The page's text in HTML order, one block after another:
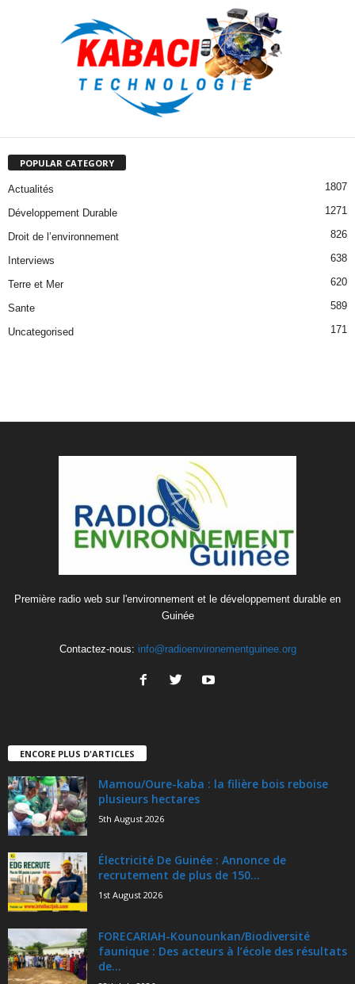
POPULAR CATEGORY
Actualités 1807
Développement Durable 1271
Droit de l’environnement 826
Interviews 638
Terre et Mer 620
Sante 589
Uncategorised 171
Première radio web sur l'environnement et le développement durable en
Guinée
Contactez-nous: info@radioenvironementguinee.org
ENCORE PLUS D'ARTICLES
Mamou/Oure-kaba : la filière bois reboise
plusieurs hectares
5th August 2026
Électricité De Guinée : Annonce de
recrutement de plus de 150...
1st August 2026
FORECARIAH-Kounounkan/Biodiversité
faunique : Des acteurs à l’école des résultats
de...